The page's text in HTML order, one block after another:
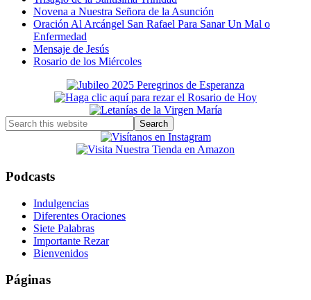
Novena a Nuestra Señora de la Asunción
Oración Al Arcángel San Rafael Para Sanar Un Mal o
Enfermedad
Mensaje de Jesús
Rosario de los Miércoles
Primary
Sidebar
Search
this
Podcasts
Indulgencias
Diferentes Oraciones
Siete Palabras
Importante Rezar
Bienvenidos
Páginas